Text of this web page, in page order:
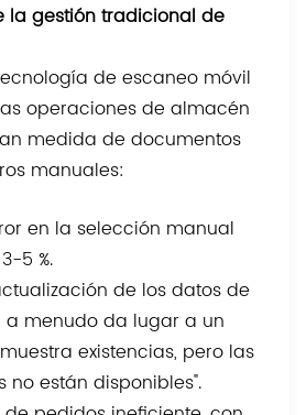
la gestión tradicional de
de escaneo móvil
operaciones de almacén
medida de documentos
manuales:
en la selección manual
5 %.
de los datos de
a menudo da lugar a un
existencias, pero las
no están disponibles".